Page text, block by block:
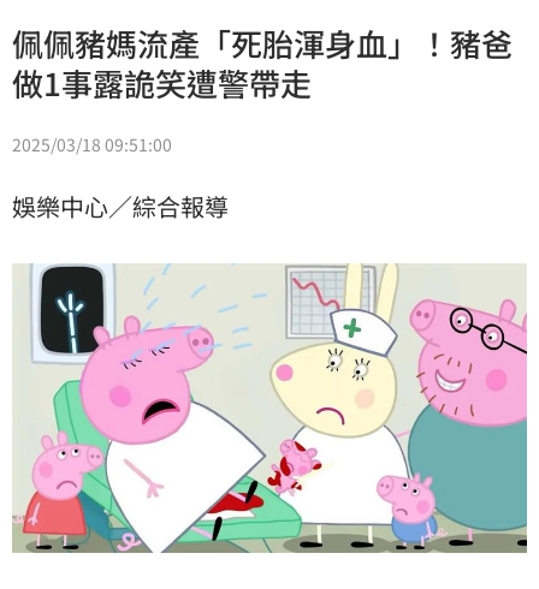
佩佩豬媽流產「死胎渾身血」！豬爸
做1事露詭笑遭警帶走
2025/03/18 09:51:00
娛樂中心／綜合報導